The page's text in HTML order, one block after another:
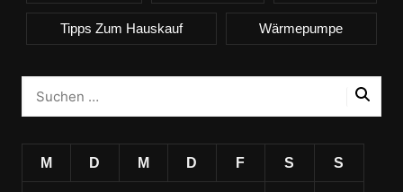
Tipps Zum Hauskauf Wärmepumpe
M D M D F S S